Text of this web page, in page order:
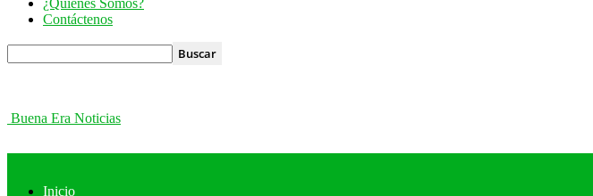
¿Quiénes Somos?
Contáctenos
Buena Era Noticias
Inicio